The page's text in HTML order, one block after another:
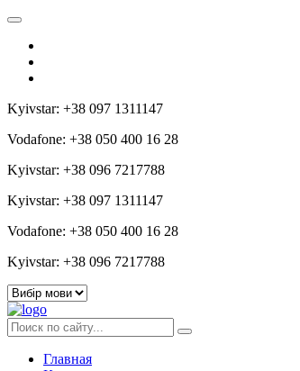
Kyivstar: +38 097 1311147
Vodafone: +38 050 400 16 28
Kyivstar: +38 096 7217788
Kyivstar: +38 097 1311147
Vodafone: +38 050 400 16 28
Kyivstar: +38 096 7217788
Главная